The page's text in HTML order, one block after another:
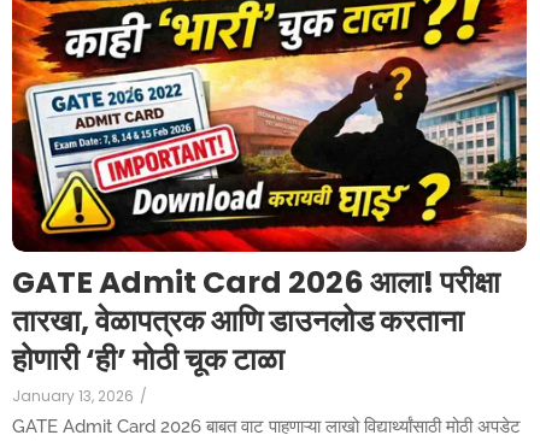
GATE Admit Card 2026 आला! परीक्षा
तारखा, वेळापत्रक आणि डाउनलोड करताना
होणारी ‘ही’ मोठी चूक टाळा
January 13, 2026 /
GATE Admit Card 2026 बाबत वाट पाहणाऱ्या लाखो विद्यार्थ्यांसाठी मोठी अपडेट